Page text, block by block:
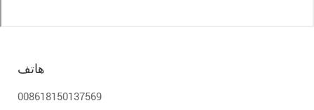
هاتف
008618150137569